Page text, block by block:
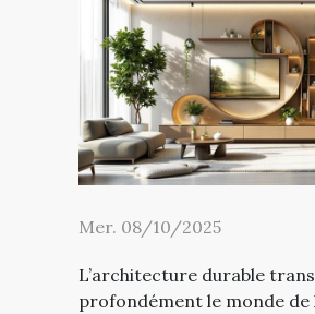
Mer. 08/10/2025
L’architecture durable
profondément le monde de